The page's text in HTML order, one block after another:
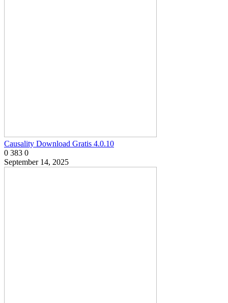
Causality Download Gratis 4.0.10
0 383 0
September 14, 2025